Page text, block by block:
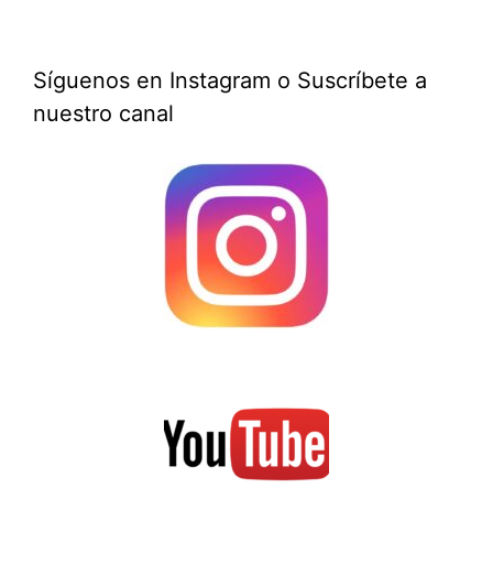
Síguenos en Instagram o Suscríbete a
nuestro canal